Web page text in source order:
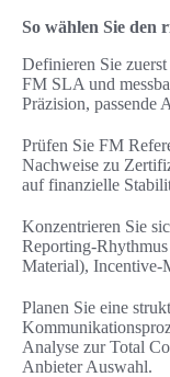
So wählen Sie den
Definieren Sie
FM SLA und
Präzision, passende
Prüfen Sie FM
Nachweise zu
auf finanzielle
Konzentrieren Sie
Reporting-
Material), Incentive-
Planen Sie eine
Analyse zur Total
Anbieter Auswahl.